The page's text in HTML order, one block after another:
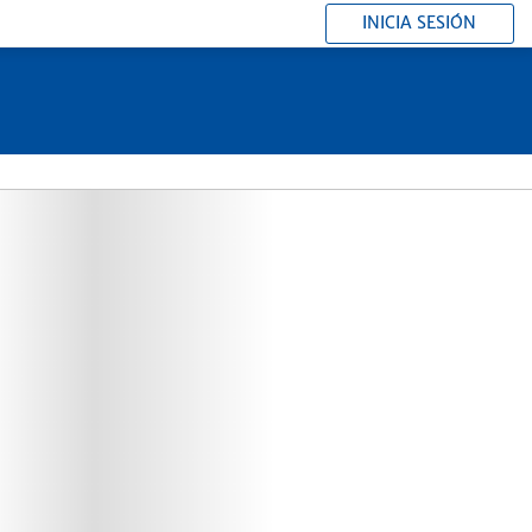
INICIA SESIÓN